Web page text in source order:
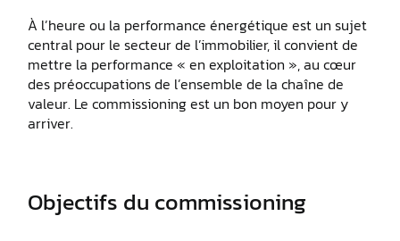
À l’heure ou la performance énergétique est un sujet
central pour le secteur de l’immobilier, il convient de
mettre la performance « en exploitation », au cœur
des préoccupations de l’ensemble de la chaîne de
valeur. Le commissioning est un bon moyen pour y
arriver.
Objectifs du commissioning